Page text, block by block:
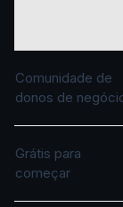
Comunidade de
donos de
Grátis para
começar